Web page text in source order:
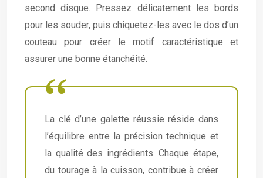
second disque. Pressez délicatement les bords
pour les souder, puis chiquetez-les avec le dos d’un
couteau pour créer le motif caractéristique et
assurer une bonne étanchéité.
La clé d’une galette réussie réside dans
l’équilibre entre la précision technique et
la qualité des ingrédients. Chaque étape,
du tourage à la cuisson, contribue à créer